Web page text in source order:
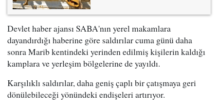
Devlet haber ajansı SABA'nın yerel makamlara
dayandırdığı haberine göre saldırılar cuma günü daha
sonra Marib kentindeki yerinden edilmiş kişilerin kaldığı
kamplara ve yerleşim bölgelerine de yayıldı.
Karşılıklı saldırılar, daha geniş çaplı bir çatışmaya geri
dönülebileceği yönündeki endişeleri artırıyor.